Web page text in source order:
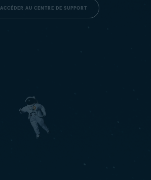
ACCÉDER AU CENTRE DE SUPPORT